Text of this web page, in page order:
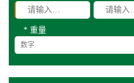
* 重量